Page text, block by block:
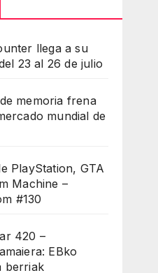
llega a su
23 al 26 de julio
memoria frena
mundial de
PlayStation, GTA
Machine –
#130
420 –
EBko
berriak